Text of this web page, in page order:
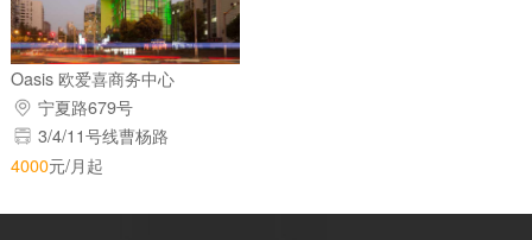
Oasis 欧爱喜商务中心
宁夏路679号
3/4/11号线曹杨路
4000元/月起